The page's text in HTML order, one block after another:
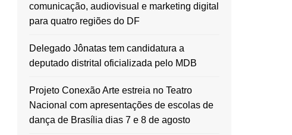
comunicação, audiovisual e marketing digital
para quatro regiões do DF
Delegado Jônatas tem candidatura a
deputado distrital oficializada pelo MDB
Projeto Conexão Arte estreia no Teatro
Nacional com apresentações de escolas de
dança de Brasília dias 7 e 8 de agosto